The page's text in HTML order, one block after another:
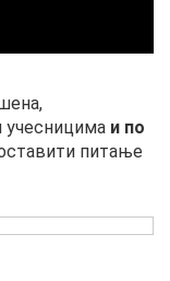
учесницима и по
питање